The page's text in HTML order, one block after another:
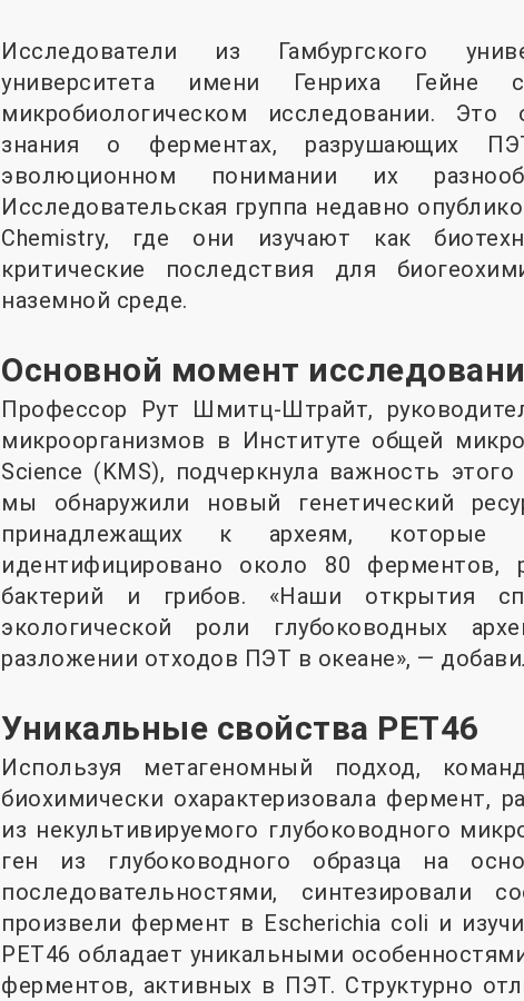
Исследователи из Гамбургского
университета имени Генриха Гейне
микробиологическом исследовании. Это
знания о ферментах, разрушающих
эволюционном понимании их
Исследовательская группа недавно
Chemistry, где они изучают как
критические последствия для
наземной среде.
Основной момент
Профессор Рут Шмитц-Штрайт,
микроорганизмов в Институте общей
Science (KMS), подчеркнула важность
мы обнаружили новый генетический
принадлежащих к археям, которые
идентифицировано около 80
бактерий и грибов. «Наши открытия
экологической роли глубоководных
разложении отходов ПЭТ в океане», —
Уникальные свойства PET46
Используя метагеномный подход,
биохимически охарактеризовала фермент,
из некультивируемого глубоководного
ген из глубоководного образца на
последовательностями, синтезировали
произвели фермент в Escherichia coli и
PET46 обладает уникальными
ферментов, активных в ПЭТ. Структурно